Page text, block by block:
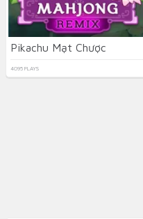
Pikachu Mạt Chược
4095 PLAYS